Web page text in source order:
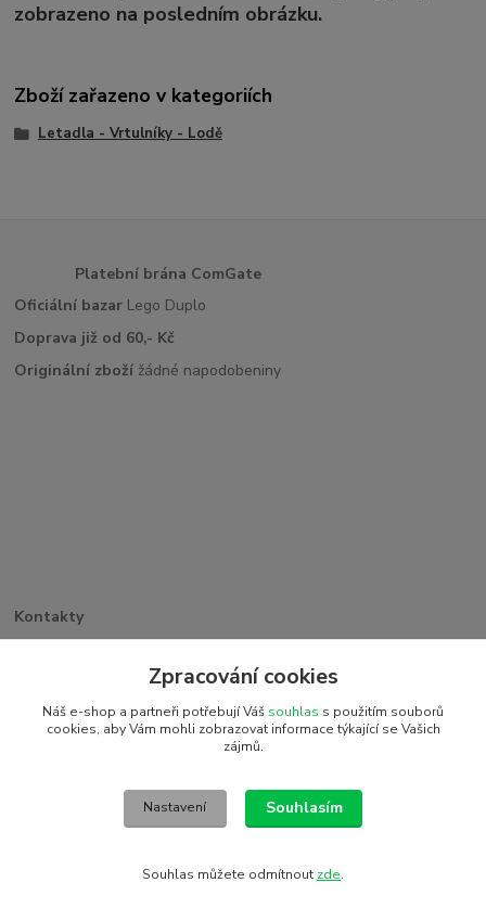
zobrazeno na posledním obrázku.
Zboží zařazeno v kategoriích
Letadla - Vrtulníky - Lodě
Platební brána ComGate
Oficiální bazar Lego Duplo
Doprava již od 60,- Kč
Originální zboží žádné napodobeniny
Kontakty
+420 773 263 369
detiakostky@seznam.cz
2016 © Detiakostky.cz - Všechna práva vyhrazena. Vytvořeno
Zpracování cookies
Náš e-shop a partneři potřebují Váš souhlas s použitím souborů
cookies, aby Vám mohli zobrazovat informace týkající se Vašich
zájmů.
Nastavení Souhlasím
Souhlas můžete odmítnout zde.